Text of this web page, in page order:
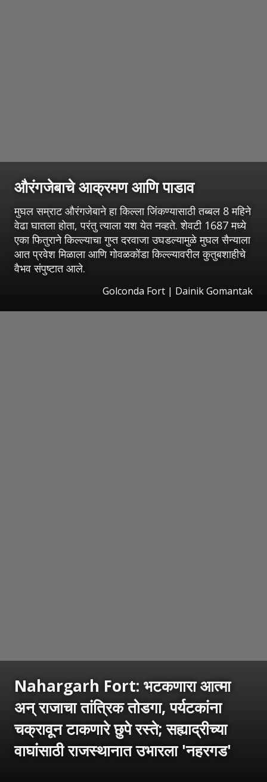
औरंगजेबाचे आक्रमण आणि पाडाव
मुघल सम्राट औरंगजेबाने हा किल्ला जिंकण्यासाठी तब्बल 8 महिने
वेढा घातला होता, परंतु त्याला यश येत नव्हते. शेवटी 1687 मध्ये
एका फितुराने किल्ल्याचा गुप्त दरवाजा उघडल्यामुळे मुघल सैन्याला
आत प्रवेश मिळाला आणि गोवळकोंडा किल्ल्यावरील कुतुबशाहीचे
वैभव संपुष्टात आले.
Golconda Fort | Dainik Gomantak
Nahargarh Fort: भटकणारा आत्मा
अन् राजाचा तांत्रिक तोडगा, पर्यटकांना
चक्रावून टाकणारे छुपे रस्ते; सह्याद्रीच्या
वाघांसाठी राजस्थानात उभारला 'नहरगड'